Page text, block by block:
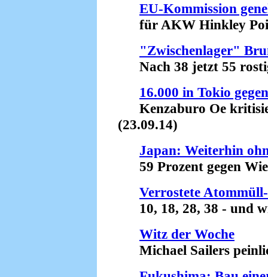
EU-Kommission
für AKW Hinkley
"Zwischenlager"
Nach 38 jetzt 55
16.000 in Tokio
Kenzaburo Oe
(23.09.14)
Japan: Weiterhin
59 Prozent gegen
Verrostete
10, 18, 28, 38 - und
Witz der Woche
Michael Sailers